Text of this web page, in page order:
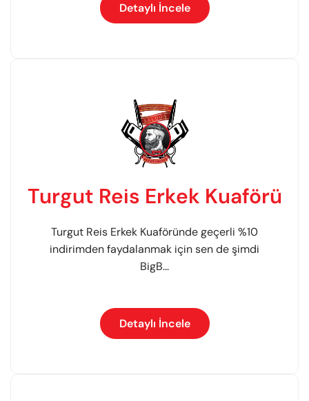
Detaylı İncele
Turgut Reis Erkek Kuaförü
Turgut Reis Erkek Kuaföründe geçerli %10
indirimden faydalanmak için sen de şimdi
BigB...
Detaylı İncele